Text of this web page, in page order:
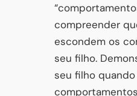
compreender
escondem os
seu filho.
seu filho